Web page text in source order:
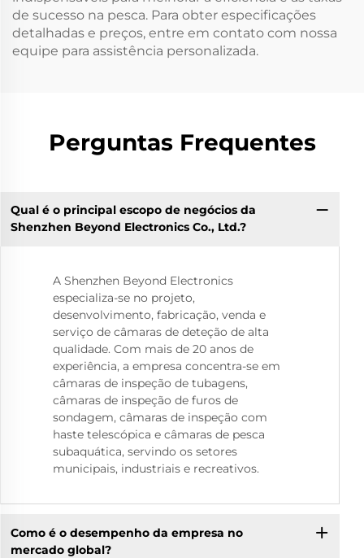
de sucesso na pesca. Para obter especificações
detalhadas e preços, entre em contato com nossa
equipe para assistência personalizada.
Perguntas Frequentes
Qual é o principal escopo de negócios da
Shenzhen Beyond Electronics Co., Ltd.?
A Shenzhen Beyond Electronics
especializa-se no projeto,
desenvolvimento, fabricação, venda e
serviço de câmaras de deteção de alta
qualidade. Com mais de 20 anos de
experiência, a empresa concentra-se em
câmaras de inspeção de tubagens,
câmaras de inspeção de furos de
sondagem, câmaras de inspeção com
haste telescópica e câmaras de pesca
subaquática, servindo os setores
municipais, industriais e recreativos.
Como é o desempenho da empresa no
mercado global?